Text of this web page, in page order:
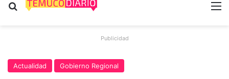
Buscar por
Publicidad
Actualidad Gobierno Regional